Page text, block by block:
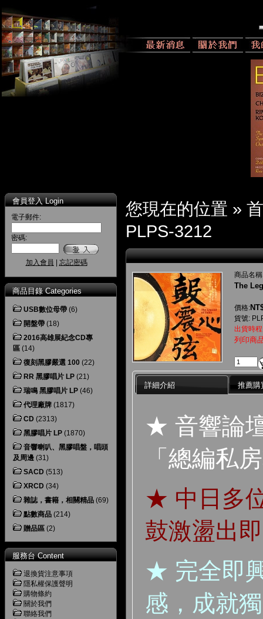
會員登入 Login
電子郵件:
密碼:
加入會員 忘記密碼
商品目錄 Categories
USB數位母帶 (6)
開盤帶 (18)
2016高雄展紀念CD專
區 (14)
復刻黑膠嚴選 100 (22)
RR 黑膠唱片 LP (21)
瑞鳴 黑膠唱片 LP (46)
代理廠牌 (1817)
CD (2313)
黑膠唱片 LP (1870)
音響喇叭、黑膠唱盤，唱頭
及周邊 (31)
SACD (513)
XRCD (34)
雜誌，書籍，相關精品 (69)
點數商品 (214)
贈品區 (2)
服務台 Content
退換貨注意事項
隱私權保護聲明
購物條約
關於我們
聯絡我們
您現在的位置 »
PLPS-3212
商品名
The
價格:
貨號:
出貨時
列印商
詳細介紹 推薦購
★ 音響論
「總編私
★ 中日多
鼓激盪出
★ 完全即
感，成就